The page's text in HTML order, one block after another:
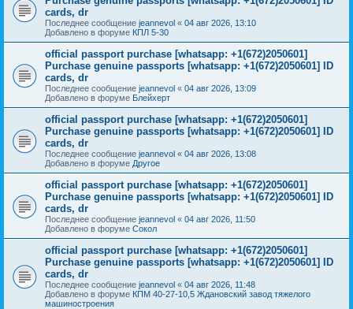
cards, dr
Последнее сообщение jeannevol « 04 авг 2026, 13:10
Добавлено в форуме КПЛ 5-30
official passport purchase [whatsapp: +1(672)2050601]
Purchase genuine passports [whatsapp: +1(672)2050601] ID
cards, dr
Последнее сообщение jeannevol « 04 авг 2026, 13:09
Добавлено в форуме Блейхерт
official passport purchase [whatsapp: +1(672)2050601]
Purchase genuine passports [whatsapp: +1(672)2050601] ID
cards, dr
Последнее сообщение jeannevol « 04 авг 2026, 13:08
Добавлено в форуме Другое
official passport purchase [whatsapp: +1(672)2050601]
Purchase genuine passports [whatsapp: +1(672)2050601] ID
cards, dr
Последнее сообщение jeannevol « 04 авг 2026, 11:50
Добавлено в форуме Сокол
official passport purchase [whatsapp: +1(672)2050601]
Purchase genuine passports [whatsapp: +1(672)2050601] ID
cards, dr
Последнее сообщение jeannevol « 04 авг 2026, 11:48
Добавлено в форуме КПМ 40-27-10,5 Ждановский завод тяжелого
машиностроения